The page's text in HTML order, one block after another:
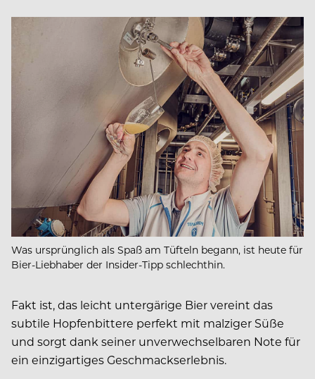
Was ursprünglich als Spaß am Tüfteln begann, ist heute für
Bier-Liebhaber der Insider-Tipp schlechthin.
Fakt ist, das leicht untergärige Bier vereint das
subtile Hopfenbittere perfekt mit malziger Süße
und sorgt dank seiner unverwechselbaren Note für
ein einzigartiges Geschmackserlebnis.